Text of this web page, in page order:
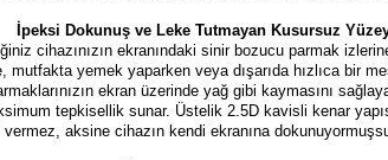
İpeksi Dokunuş ve Leke Tutmayan Kusursuz
cihazınızın ekranındaki sinir bozucu parmak
yemek yaparken veya dışarıda hızlıca bir
ekran üzerinde yağ gibi kaymasını
tepkisellik sunar. Üstelik 2.5D kavisli kenar
vermez, aksine cihazın kendi ekranına